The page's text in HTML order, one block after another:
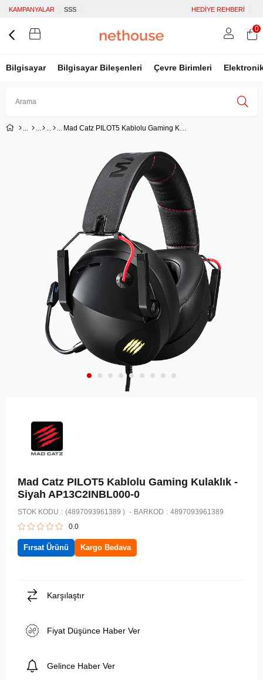
KAMPANYALAR SSS HEDİYE REHBERİ
Bilgisayar Bilgisayar Bileşenleri Çevre Birimleri
Facebook İle Bağlan
Google İle Bağlan
0
Mad Catz PILOT5 Kablolu Gaming Kulaklık - Siyah AP13C2INBL000-0
Mad Catz PILOT5 Kablolu Gaming Kulaklık -
Siyah AP13C2INBL000-0
STOK KODU (4897093961389 ) BARKOD : 4897093961389
0.0
Fırsat Ürünü Kargo Bedava
Karşılaştır
Fiyat Düşünce Haber Ver
Gelince Haber Ver